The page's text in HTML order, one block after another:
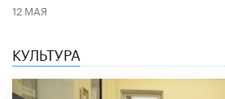
12 МАЯ
КУЛЬТУРА